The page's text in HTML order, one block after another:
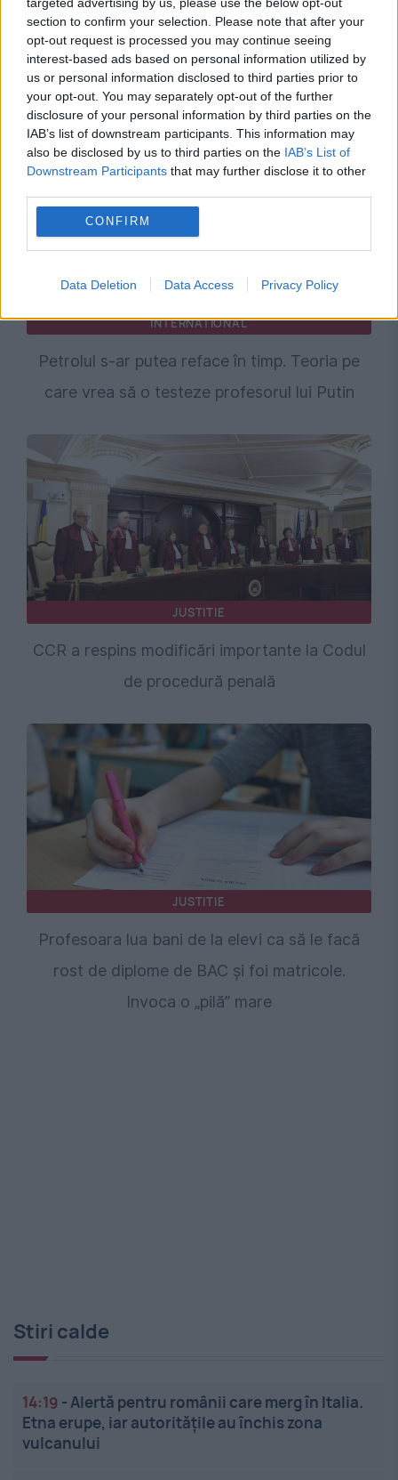
section to confirm your selection. Please note that after your
opt-out request is processed you may continue seeing
interest-based ads based on personal information utilized by
us or personal information disclosed to third parties prior to
your opt-out. You may separately opt-out of the further
disclosure of your personal information by third parties on the
IAB’s list of downstream participants. This information may
also be disclosed by us to third parties on the IAB’s List of
Downstream Participants that may further disclose it to other
CONFIRM
Data Deletion Data Access Privacy Policy
Bolojan: Agențiile de rating vor analiza trei
factori-cheie înainte de următoarea evaluare
a României
INTERNATIONAL
Petrolul s-ar putea reface în timp. Teoria pe
care vrea să o testeze profesorul lui Putin
JUSTITIE
CCR a respins modificări importante la Codul
de procedură penală
JUSTITIE
Profesoara lua bani de la elevi ca să le facă
rost de diplome de BAC și foi matricole.
Invoca o „pilă” mare
Stiri calde
14:19 -Alertă pentru românii care merg în Italia.
Etna erupe, iar autoritățile au închis zona
vulcanului